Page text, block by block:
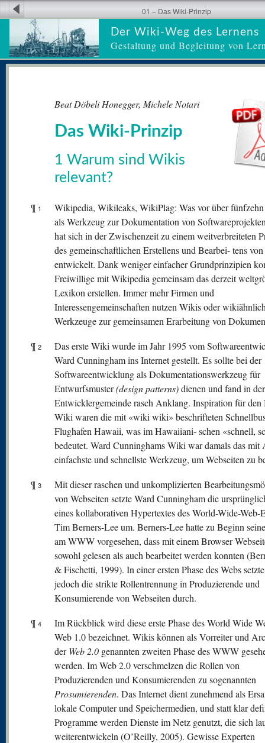
Der Wiki-Weg des Lernens
Gestaltung und Begleitung von
01 – Das Wiki-Prinzip
Beat Döbeli Honegger, Michele Notari
Das Wiki-Prinzip
1 Warum sind Wikis
relevant?
¶ 1
Wikipedia, Wikileaks, WikiPlag: Was vor über fünfzehn
als Werkzeug zur Dokumentation von
hat sich in der Zwischenzeit zu einem weitverbreiteten
des gemeinschaftlichen Erstellens und Bearbei- tens
entwickelt. Dank weniger einfacher Grundprinzipien
Freiwillige mit Wikipedia gemeinsam das derzeit
Lexikon erstellen. Immer mehr Firmen und
Interessengemeinschaften nutzen Wikis oder
Werkzeuge zur gemeinsamen Erarbeitung von
¶ 2
Das erste Wiki wurde im Jahr 1995 vom
Ward Cunningham ins Internet gestellt. Es sollte bei der
Softwareentwicklung als Dokumentationswerkzeug für
Entwurfsmuster(design patterns)dienen und fand in der
Entwicklergemeinde rasch Anklang. Inspiration für den
Wiki waren die mit «wiki wiki» beschrifteten
Flughafen Hawaii, was im Hawaiiani- schen «schnell,
bedeutet. Ward Cunninghams Wiki war damals das mit
einfachste und schnellste Werkzeug, um Webseiten zu
¶ 3
Mit dieser raschen und unkomplizierten
von Webseiten setzte Ward Cunningham die
eines kollaborativen Hypertextes des World-Wide-Web-
Tim Berners-Lee um. Berners-Lee hatte zu Beginn
am WWW vorgesehen, dass mit einem Browser
sowohl gelesen als auch bearbeitet werden konnten
& Fischetti, 1999). In einer ersten Phase des Webs
jedoch die strikte Rollentrennung in Produzierende und
Konsumierende von Webseiten durch.
¶ 4
Im Rückblick wird diese erste Phase des World Wide
Web 1.0 bezeichnet. Wikis können als Vorreiter und
derWeb 2.0 genannten zweiten Phase des WWW
werden. Im Web 2.0 verschmelzen die Rollen von
Produzierenden und Konsumierenden zu sogenannten
Prosumierenden. Das Internet dient zunehmend als
lokale Computer und Speichermedien, und statt klar
Programme werden Dienste im Netz genutzt, die sich
weiterentwickeln (O’Reilly, 2005). Gewisse Experten